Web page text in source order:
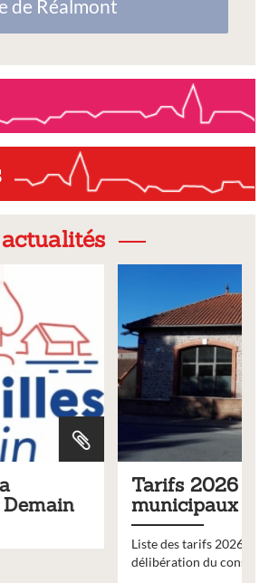
de Réalmont
des services
2026 des services municipaux,
du conseil municipal du 19 décembre 2025